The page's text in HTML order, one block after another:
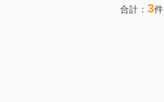
合計： 3件